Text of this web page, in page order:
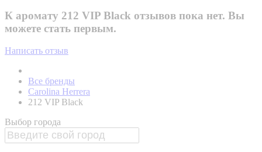
К аромату 212 VIP Black отзывов пока нет. Вы
можете стать первым.
Написать отзыв
Все бренды
Carolina Herrera
212 VIP Black
Выбор города